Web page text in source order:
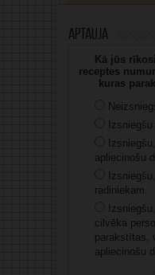
Aptauja
Kā jūs
receptes
kuras
apliecinošu
radiniekam.
cilvēka
parakstītas,
apliecinošu